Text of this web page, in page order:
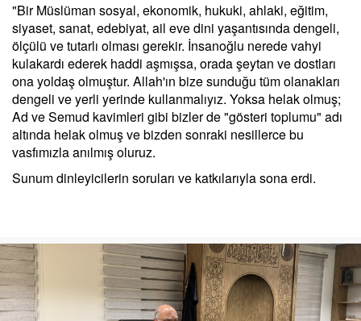
"Bir Müslüman sosyal, ekonomik, hukuki, ahlaki, eğitim,
siyaset, sanat, edebiyat, ail eve dini yaşantısında dengeli,
ölçülü ve tutarlı olması gerekir. İnsanoğlu nerede vahyi
kulakardı ederek haddi aşmışsa, orada şeytan ve dostları
ona yoldaş olmuştur. Allah'ın bize sunduğu tüm olanakları
dengeli ve yerli yerinde kullanmalıyız. Yoksa helak olmuş;
Ad ve Semud kavimleri gibi bizler de "gösteri toplumu" adı
altında helak olmuş ve bizden sonraki nesillerce bu
vasfımızla anılmış oluruz.
Sunum dinleyicilerin soruları ve katkılarıyla sona erdi.